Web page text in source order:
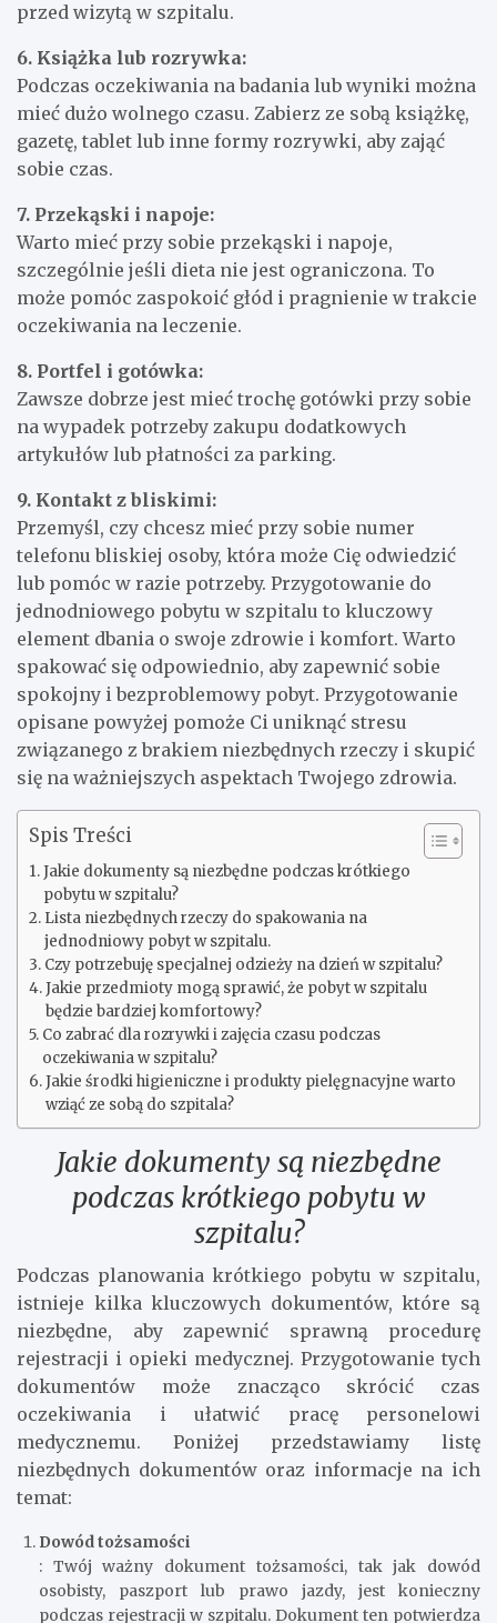
przed wizytą w szpitalu.
6. Książka lub rozrywka:
Podczas oczekiwania na badania lub wyniki można
mieć dużo wolnego czasu. Zabierz ze sobą książkę,
gazetę, tablet lub inne formy rozrywki, aby zająć
sobie czas.
7. Przekąski i napoje:
Warto mieć przy sobie przekąski i napoje,
szczególnie jeśli dieta nie jest ograniczona. To
może pomóc zaspokoić głód i pragnienie w trakcie
oczekiwania na leczenie.
8. Portfel i gotówka:
Zawsze dobrze jest mieć trochę gotówki przy sobie
na wypadek potrzeby zakupu dodatkowych
artykułów lub płatności za parking.
9. Kontakt z bliskimi:
Przemyśl, czy chcesz mieć przy sobie numer
telefonu bliskiej osoby, która może Cię odwiedzić
lub pomóc w razie potrzeby. Przygotowanie do
jednodniowego pobytu w szpitalu to kluczowy
element dbania o swoje zdrowie i komfort. Warto
spakować się odpowiednio, aby zapewnić sobie
spokojny i bezproblemowy pobyt. Przygotowanie
opisane powyżej pomoże Ci uniknąć stresu
związanego z brakiem niezbędnych rzeczy i skupić
się na ważniejszych aspektach Twojego zdrowia.
Spis Treści
Jakie dokumenty są niezbędne podczas krótkiego
pobytu w szpitalu?
Lista niezbędnych rzeczy do spakowania na
jednodniowy pobyt w szpitalu.
Czy potrzebuję specjalnej odzieży na dzień w szpitalu?
Jakie przedmioty mogą sprawić, że pobyt w szpitalu
będzie bardziej komfortowy?
Co zabrać dla rozrywki i zajęcia czasu podczas
oczekiwania w szpitalu?
Jakie środki higieniczne i produkty pielęgnacyjne warto
wziąć ze sobą do szpitala?
Jakie dokumenty są niezbędne
podczas krótkiego pobytu w
szpitalu?
Podczas planowania krótkiego pobytu w szpitalu,
istnieje kilka kluczowych dokumentów, które są
niezbędne, aby zapewnić sprawną procedurę
rejestracji i opieki medycznej. Przygotowanie tych
dokumentów może znacząco skrócić czas
oczekiwania i ułatwić pracę personelowi
medycznemu. Poniżej przedstawiamy listę
niezbędnych dokumentów oraz informacje na ich
temat:
Dowód tożsamości
: Twój ważny dokument tożsamości, tak jak dowód
osobisty, paszport lub prawo jazdy, jest konieczny
podczas rejestracji w szpitalu. Dokument ten potwierdza